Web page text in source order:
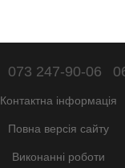
073 247-90-06
Контактна інформація
Повна версія сайту
Виконанні роботи